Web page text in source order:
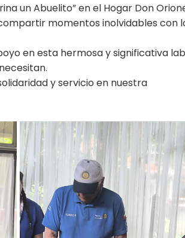
un Abuelito” en el Hogar Don
momentos inolvidables con
en esta hermosa y significativa
y servicio en nuestra